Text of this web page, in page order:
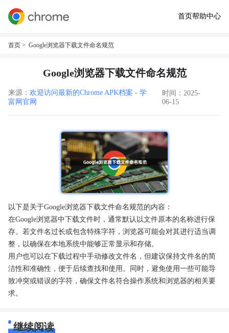
首页帮助中心
首页 > Google浏览器下载文件命名规范
Google浏览器下载文件命名规范
来源： 欢迎访问最新的Chrome APK档案 - 学
富网官网
时间：2025-
06-15
以下是关于Google浏览器下载文件命名规范的内容：
在Google浏览器中下载文件时，通常默认以文件原本的名称进行保
存。若文件名过长或包含特殊字符，浏览器可能会对其进行适当调
整，以确保在本地系统中能够正常显示和存储。
用户也可以在下载过程中手动修改文件名，但建议保持文件名的简
洁性和准确性，便于后续查找和使用。同时，避免使用一些可能导
致冲突或错误的字符，确保文件名符合操作系统和浏览器的相关要
求。
继续阅读